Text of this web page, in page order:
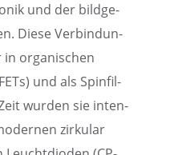
und der bildge­
Diese Verbin­dun­
in organi­schen
und als Spinfil­
wurden sie inten­
zirku­lar